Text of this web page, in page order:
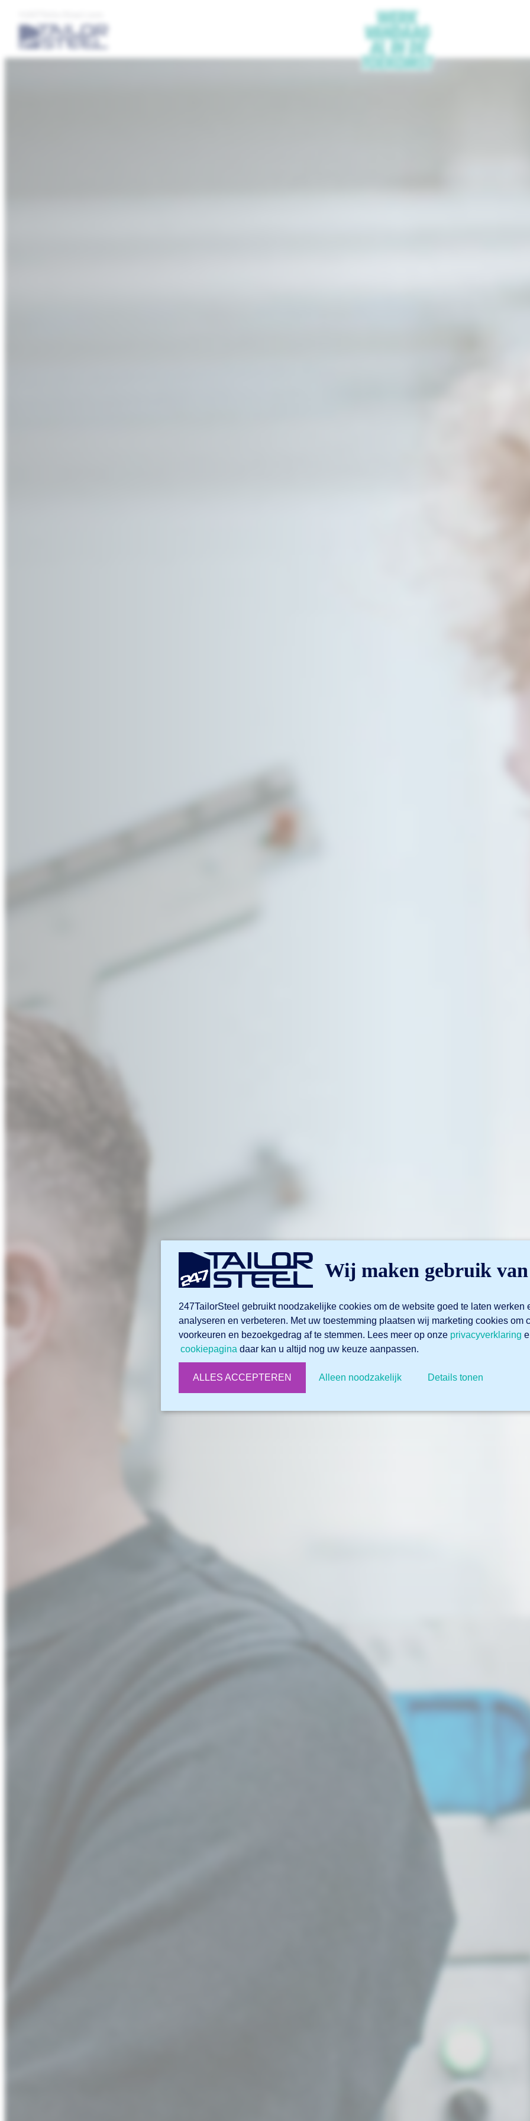
Wij maken gebruik
247TailorSteel gebruikt noodzakelijke cookies om de website goed te laten werken
analyseren en verbeteren. Met uw toestemming plaatsen wij marketing cookies om
voorkeuren en bezoekgedrag af te stemmen. Lees meer op onze privacyverklaring
cookiepagina daar kan u altijd nog uw keuze aanpassen.
ALLES ACCEPTEREN Alleen noodzakelijk Details tonen